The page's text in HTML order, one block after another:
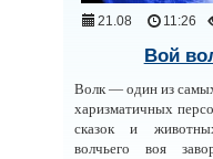
21.08 11:26
Вой
Волк — один из
харизматичных
сказок и
волчьего воя